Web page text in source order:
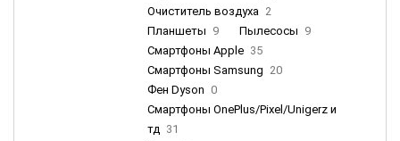
Очиститель воздуха 2
Планшеты 9 Пылесосы 9
Смартфоны Apple 35
Смартфоны Samsung 20
Фен Dyson 0
Смартфоны OnePlus/Pixel/Unigerz и
тд 31